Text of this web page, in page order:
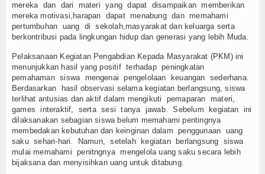
mereka dan dari materi yang dapat disampaikan memberikan
mereka motivasi,harapan dapat menabung dan memahami
pertumbuhan uang di sekolah,masyarakat dan keluarga serta
berkontribusi pada lingkungan hidup dan generasi yang lebih Muda.
Pelaksanaan Kegiatan Pengabdian Kepada Masyarakat (PKM) ini
menunjukkan hasil yang positif terhadap peningkatan
pemahaman siswa mengenai pengelolaan keuangan sederhana.
Berdasarkan hasil observasi selama kegiatan berlangsung, siswa
terlihat antusias dan aktif dalam mengikuti pemaparan materi,
games interaktif, serta sesi tanya jawab. Sebelum kegiatan ini
dilaksanakan sebagian siswa belum memahami pentingnya
membedakan kebutuhan dan keinginan dalam penggunaan uang
saku sehari-hari. Namun, setelah kegiatan berlangsung siswa
mulai memahami penitngnya mengelola uang saku secara lebih
bijaksana dan menyisihkan uang untuk ditabung.